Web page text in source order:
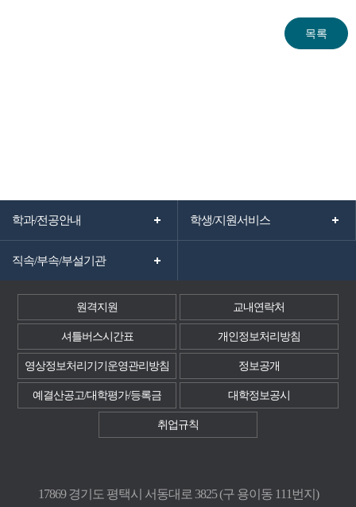
학과/전공안내 학생/지원서비스
직속/부속/부설기관
원격지원 교내연락처
셔틀버스시간표 개인정보처리방침
영상정보처리기기운영관리방침 정보공개
예결산공고/대학평가/등록금 대학정보공시
취업규칙
17869 경기도 평택시 서동대로 3825 (구 용이동 111번지)